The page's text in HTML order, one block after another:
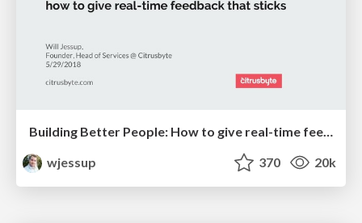
Building Better People: How to give real-time feedback that sticks.
wjessup
370 20k